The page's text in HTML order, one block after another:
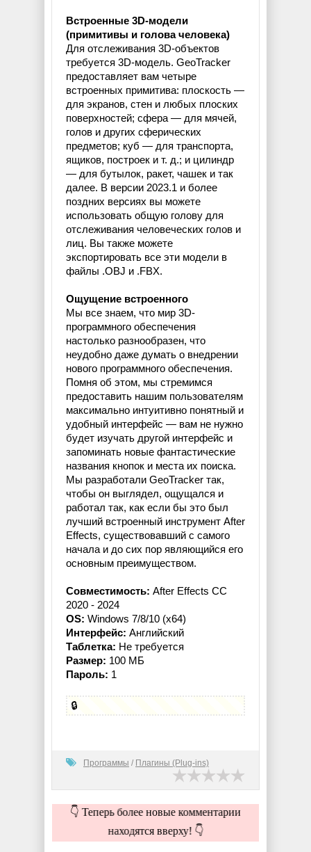
Встроенные 3D-модели
(примитивы и голова человека)
Для отслеживания 3D-объектов
требуется 3D-модель. GeoTracker
предоставляет вам четыре
встроенных примитива: плоскость —
для экранов, стен и любых плоских
поверхностей; сфера — для мячей,
голов и других сферических
предметов; куб — для транспорта,
ящиков, построек и т. д.; и цилиндр
— для бутылок, ракет, чашек и так
далее. В версии 2023.1 и более
поздних версиях вы можете
использовать общую голову для
отслеживания человеческих голов и
лиц. Вы также можете
экспортировать все эти модели в
файлы .OBJ и .FBX.
Ощущение встроенного
Мы все знаем, что мир 3D-
программного обеспечения
настолько разнообразен, что
неудобно даже думать о внедрении
нового программного обеспечения.
Помня об этом, мы стремимся
предоставить нашим пользователям
максимально интуитивно понятный и
удобный интерфейс — вам не нужно
будет изучать другой интерфейс и
запоминать новые фантастические
названия кнопок и места их поиска.
Мы разработали GeoTracker так,
чтобы он выглядел, ощущался и
работал так, как если бы это был
лучший встроенный инструмент After
Effects, существовавший с самого
начала и до сих пор являющийся его
основным преимуществом.
Совместимость: After Effects CC
2020 - 2024
OS: Windows 7/8/10 (x64)
Интерфейс: Английский
Таблетка: Не требуется
Размер: 100 МБ
Пароль: 1
🔒
Программы / Плагины (Plug-ins)
👇 Теперь более новые комментарии
находятся вверху! 👇